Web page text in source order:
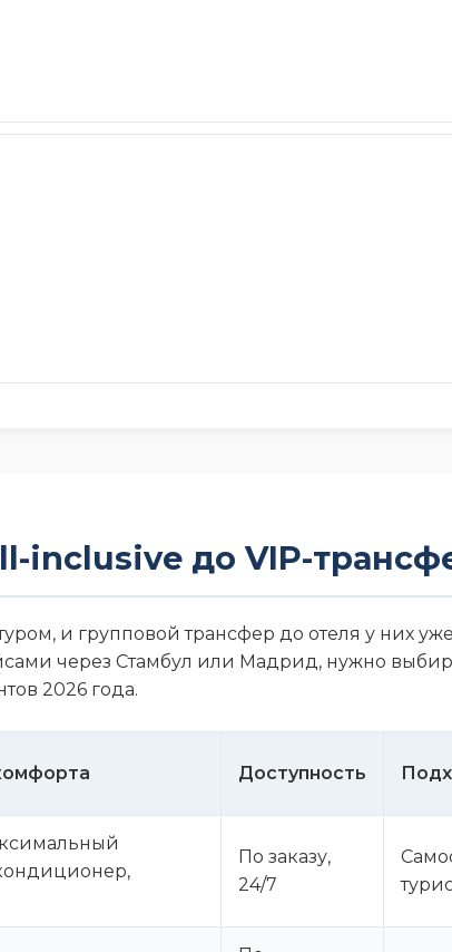
inclusive до VIP-
и групповой трансфер до отеля у них
через Стамбул или Мадрид, нужно
2026 года.
Доступность
По заказу,
24/7